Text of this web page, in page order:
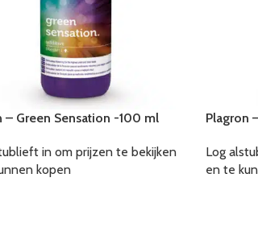
– Green Sensation -100 ml
in om prijzen te bekijken
kopen
Plagron
Log
en te